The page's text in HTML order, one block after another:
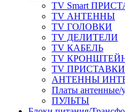
TV Smart
TV АНТЕННЫ
TV ГОЛОВКИ
TV ДЕЛИТЕЛИ
TV КАБЕЛЬ
TV
TV ПРИСТАВКИ
АНТЕННЫ
Платы антенные/
ПУЛЬТЫ